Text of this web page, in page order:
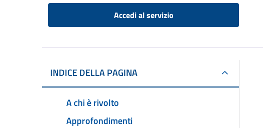
Accedi al servizio
INDICE DELLA PAGINA
A chi è rivolto
Approfondimenti